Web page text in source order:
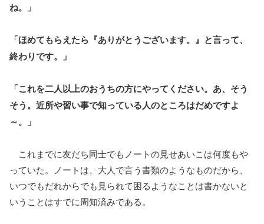
ね。」
「ほめてもらえたら『ありがとうございます。』と言って、
終わりです。」
「これを二人以上のおうちの方にやってください。あ、そう
そう。近所や習い事で知っている人のところはだめですよ
～。」
これまでに友だち同士でもノートの見せあいこは何度もや
っていた。ノートは、大人で言う書類のようなものだから、
いつでもだれからでも見られて困るようなことは書かないと
いうことはすでに周知済みである。